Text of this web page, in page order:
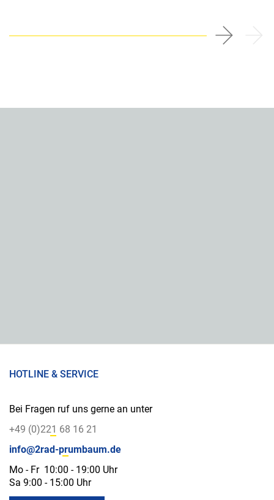
HOTLINE & SERVICE
Bei Fragen ruf uns gerne an unter
+49 (0)221 68 16 21
info@2rad-prumbaum.de
Mo - Fr 10:00 - 19:00 Uhr
Sa 9:00 - 15:00 Uhr